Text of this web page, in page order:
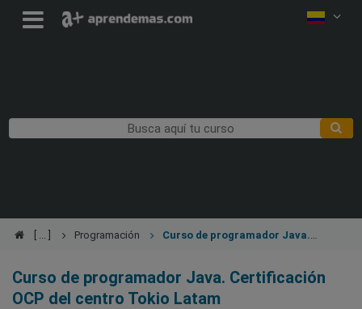
Programación
Curso de programador Java. Certificación
OCP del centro Tokio Latam